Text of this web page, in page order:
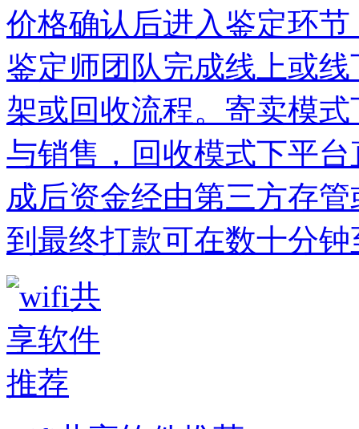
价格确认后进入鉴定环
鉴定师团队完成线上或
架或回收流程。寄卖模
与销售，回收模式下平
成后资金经由第三方存
到最终打款可在数十分